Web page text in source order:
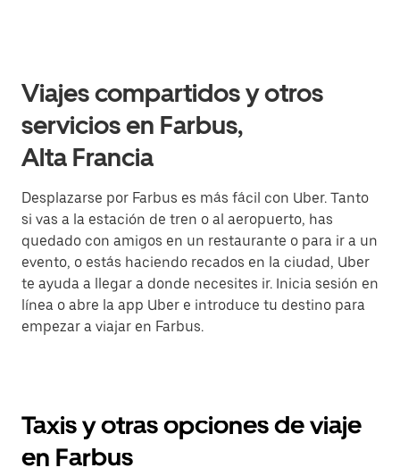
Viajes compartidos y otros
servicios en Farbus,
Alta Francia
Desplazarse por Farbus es más fácil con Uber. Tanto
si vas a la estación de tren o al aeropuerto, has
quedado con amigos en un restaurante o para ir a un
evento, o estás haciendo recados en la ciudad, Uber
te ayuda a llegar a donde necesites ir. Inicia sesión en
línea o abre la app Uber e introduce tu destino para
empezar a viajar en Farbus.
Taxis y otras opciones de viaje
en Farbus